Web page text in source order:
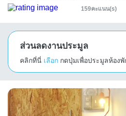
159คะแนน(s)
ส่วนลดงานประมูล
คลิกที่นี่ เลือก กดปุ่มเพื่อประมูลห้อง